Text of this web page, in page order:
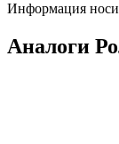
Информация
Аналоги